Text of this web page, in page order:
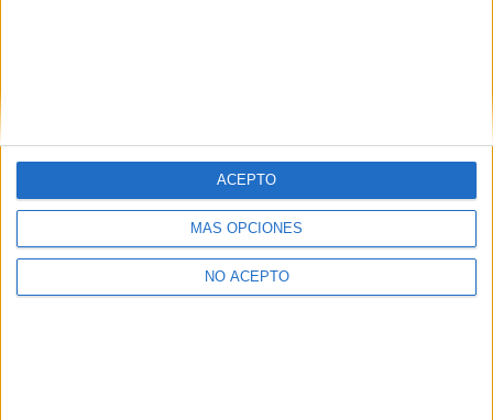
MÁS OPCIONES
NO ACEPTO
ACEPTO
Quiénes somos|Contactar
Aviso legal|Politica de privacidad|Condiciones generales|Política
de cookies
© 2003-2026Compás Mediterráneo S.L.- Diego de León 47 - 28006
Madrid [ESPAÑA] - Tel. +34 91 593 2767